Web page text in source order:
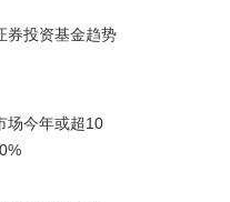
券投资基金趋势
场今年或超10